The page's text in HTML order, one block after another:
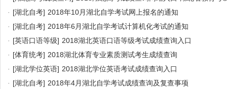
· [湖北自考] 2018年10月湖北自学考试网上报名的通知
· [湖北自考] 2018年6月湖北自学考试计算机化考试的通知
· [英语口语等级] 2018湖北英语口语等级考试成绩查询入口
· [体育统考] 2018湖北体育专业素质测试考生成绩查询
· [湖北学位英语] 2018湖北学位英语考试成绩查询入口
· [湖北自考] 2018年4月湖北自学考试成绩查询及复查事项